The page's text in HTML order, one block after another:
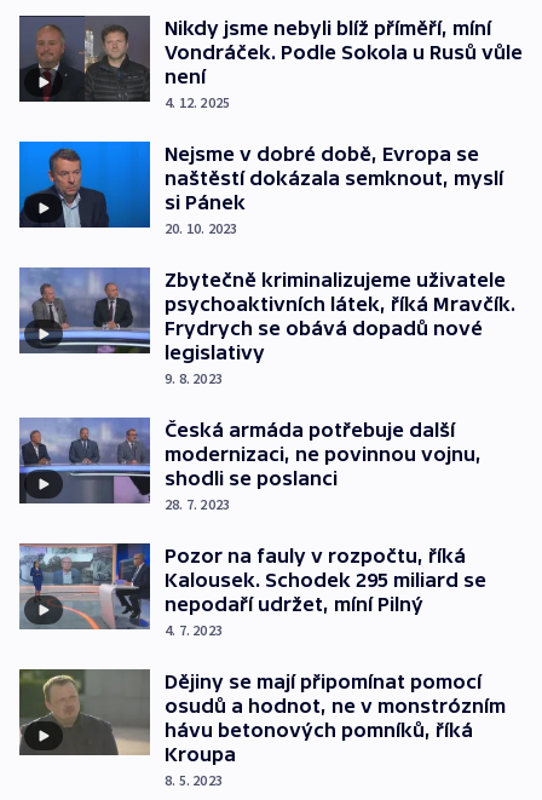
Nikdy jsme nebyli blíž příměří, míní
Vondráček. Podle Sokola u Rusů vůle
není
4. 12. 2025
Nejsme v dobré době, Evropa se
naštěstí dokázala semknout, myslí
si Pánek
20. 10. 2023
Zbytečně kriminalizujeme uživatele
psychoaktivních látek, říká Mravčík.
Frydrych se obává dopadů nové
legislativy
9. 8. 2023
Česká armáda potřebuje další
modernizaci, ne povinnou vojnu,
shodli se poslanci
28. 7. 2023
Pozor na fauly v rozpočtu, říká
Kalousek. Schodek 295 miliard se
nepodaří udržet, míní Pilný
4. 7. 2023
Dějiny se mají připomínat pomocí
osudů a hodnot, ne v monstrózním
hávu betonových pomníků, říká
Kroupa
8. 5. 2023